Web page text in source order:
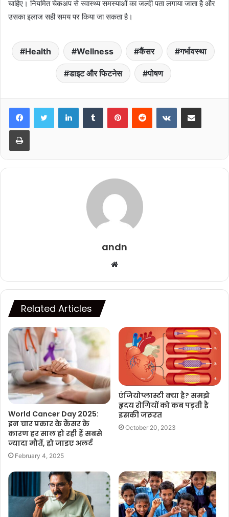
चाहिए। नियमित चेकअप से स्वास्थ्य समस्याओं का जल्दी पता लगाया जाता है और
उसका इलाज सही समय पर किया जा सकता है।
Health Wellness कैंसर गर्भावस्था
डाइट और फिटनेस पोषण
LinkedInTumblr PinterestReddit VKontakteShare via Email
Print
andn
Website
Related Articles
World Cancer Day 2025:
इन चार प्रकार के कैंसर के
कारण हर साल हो रही हैं सबसे
ज्यादा मौतें, हो जाइए अलर्ट
February 4, 2025
एंजियोप्लास्टी क्या है? समझे
हृदय रोगियों को कब पड़ती है
इसकी जरूरत
October 20, 2023